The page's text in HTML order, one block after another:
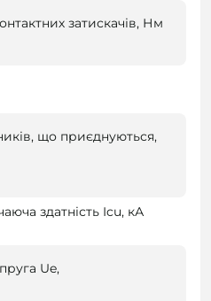
затискачів, Нм
що приєднуються,
здатність Icu, кА
Ue,